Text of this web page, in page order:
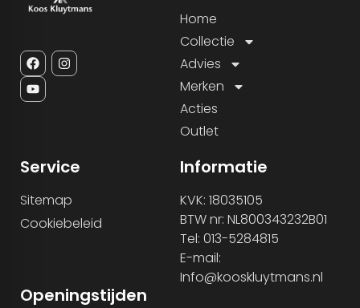
Home
Collectie
Advies
Merken
Acties
Outlet
Service
Sitemap
Cookiebeleid
Informatie
KVK: 18035105
BTW nr: NL800343232B01
Tel: 013-5284815
E-mail:
Info@kooskluytmans.nl
Openingstijden